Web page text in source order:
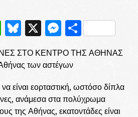
WhatsApp
Bluesky
X
ΣΤΟ ΚΕΝΤΡΟ ΤΗΣ ΑΘΗΝΑΣ
των αστέγων
είναι εορταστική, ωστόσο δίπλα
ανάμεσα στα πολύχρωμα
της Αθήνας, εκατοντάδες είναι